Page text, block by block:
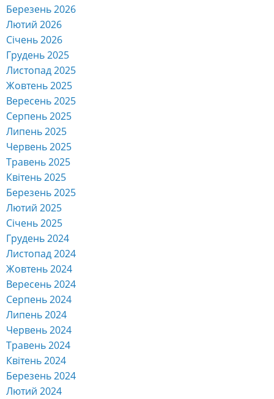
Березень 2026
Лютий 2026
Січень 2026
Грудень 2025
Листопад 2025
Жовтень 2025
Вересень 2025
Серпень 2025
Липень 2025
Червень 2025
Травень 2025
Квітень 2025
Березень 2025
Лютий 2025
Січень 2025
Грудень 2024
Листопад 2024
Жовтень 2024
Вересень 2024
Серпень 2024
Липень 2024
Червень 2024
Травень 2024
Квітень 2024
Березень 2024
Лютий 2024